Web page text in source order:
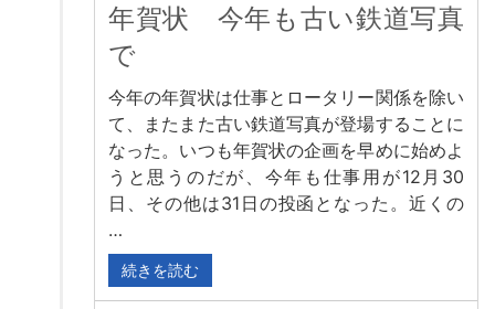
年賀状 今年も古い鉄道写真
で
今年の年賀状は仕事とロータリー関係を除い
て、またまた古い鉄道写真が登場することに
なった。いつも年賀状の企画を早めに始めよ
うと思うのだが、今年も仕事用が12月30
日、その他は31日の投函となった。近くの
…
続きを読む